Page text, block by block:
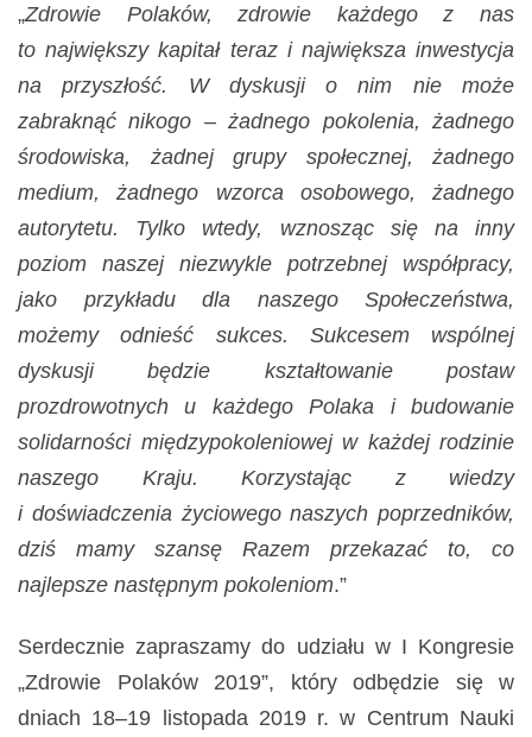
zmysłów
„Zdrowie Polaków, zdrowie każdego z nas
to największy kapitał teraz i największa inwestycja
na przyszłość. W dyskusji o nim nie może
zabraknąć nikogo – żadnego pokolenia, żadnego
środowiska, żadnej grupy społecznej, żadnego
medium, żadnego wzorca osobowego, żadnego
autorytetu. Tylko wtedy, wznosząc się na inny
poziom naszej niezwykle potrzebnej współpracy,
jako przykładu dla naszego Społeczeństwa,
możemy odnieść sukces. Sukcesem wspólnej
dyskusji będzie kształtowanie postaw
prozdrowotnych u każdego Polaka i budowanie
solidarności międzypokoleniowej w każdej rodzinie
naszego Kraju. Korzystając z wiedzy
i doświadczenia życiowego naszych poprzedników,
dziś mamy szansę Razem przekazać to, co
najlepsze następnym pokoleniom.”
Serdecznie zapraszamy do udziału w I Kongresie
„Zdrowie Polaków 2019”, który odbędzie się w
dniach 18–19 listopada 2019 r. w Centrum Nauki